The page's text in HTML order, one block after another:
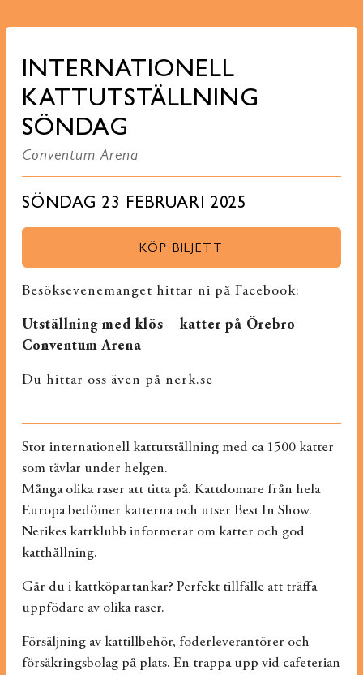
INTERNATIONELL
KATTUTSTÄLLNING
SÖNDAG
Conventum Arena
SÖNDAG 23 FEBRUARI 2025
KÖP BILJETT
Besöksevenemanget hittar ni på Facebook:
Utställning med klös – katter på Örebro
Conventum Arena
Du hittar oss även på nerk.se
Stor internationell kattutställning med ca 1500 katter
som tävlar under helgen.
Många olika raser att titta på. Kattdomare från hela
Europa bedömer katterna och utser Best In Show.
Nerikes kattklubb informerar om katter och god
katthållning.
Går du i kattköpartankar? Perfekt tillfälle att träffa
uppfödare av olika raser.
Försäljning av kattillbehör, foderleverantörer och
försäkringsbolag på plats. En trappa upp vid cafeterian